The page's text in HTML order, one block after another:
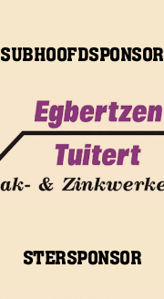
SUBHOOFDSPONSOR
STERSPONSOR